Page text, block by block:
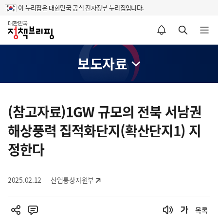
이 누리집은 대한민국 공식 전자정부 누리집입니다.
홈
알림설정 바로가기 검색 바로가기 메뉴 열기
보도자료
텐
츠
영
역
(참고자료)1GW 규모의 전북 서남권
해상풍력 집적화단지(확산단지1) 지
정한다
2025.02.12 산업통상자원부
목록